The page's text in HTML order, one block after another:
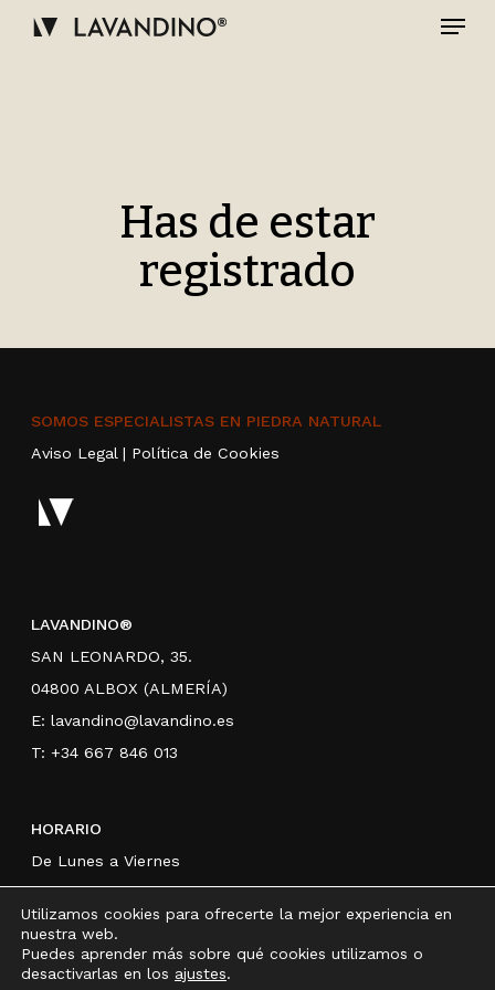
Skip
Menu
Has de estar
registrado
SOMOS ESPECIALISTAS EN PIEDRA NATURAL
Aviso Legal | Política de Cookies
LAVANDINO®
SAN LEONARDO, 35.
04800 ALBOX (ALMERÍA)
E: lavandino@lavandino.es
T: +34 667 846 013
HORARIO
De Lunes a Viernes
Mañanas 9:00 a 14:00 h
Tardes 15:00 a 20.00 h
Utilizamos cookies para ofrecerte la mejor experiencia en
nuestra web.
Puedes aprender más sobre qué cookies utilizamos o
desactivarlas en los ajustes.